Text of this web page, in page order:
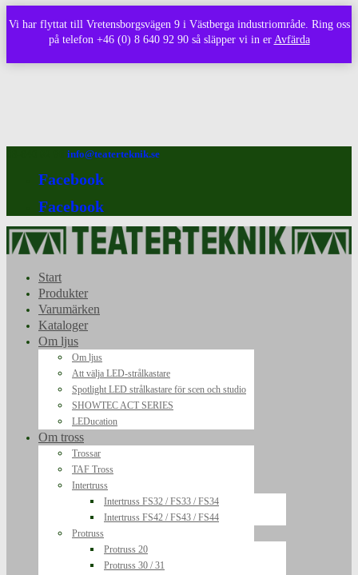
info@teaterteknik.se
Facebook
Facebook
Start
Produkter
Varumärken
Kataloger
Om ljus
Om ljus
Att välja LED-strålkastare
Spotlight LED strålkastare för scen och studio
SHOWTEC ACT SERIES
LEDucation
Om tross
Trossar
TAF Tross
Intertruss
Intertruss FS32 / FS33 / FS34
Intertruss FS42 / FS43 / FS44
Protruss
Protruss 20
Protruss 30 / 31
Vi har flyttat till Vretensborgsvägen 9 i Västberga industriområde. Ring oss
på telefon +46 (0) 8 640 92 90 så släpper vi in er Avfärda